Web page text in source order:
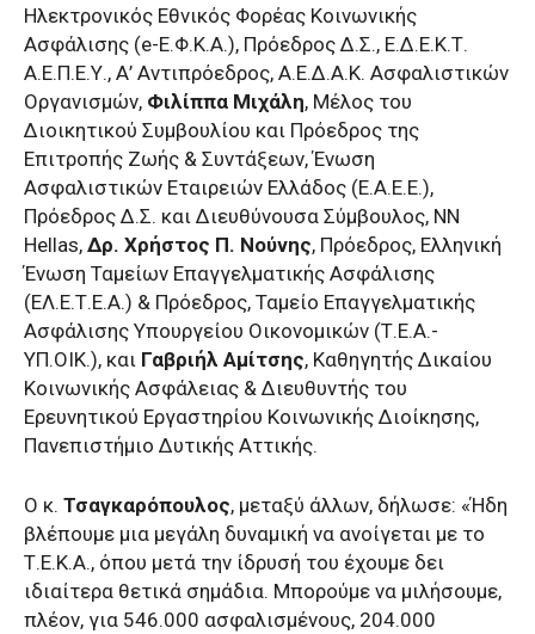
Ηλεκτρονικός Εθνικός Φορέας Κοινωνικής
Ασφάλισης (e-Ε.Φ.Κ.Α.), Πρόεδρος Δ.Σ., Ε.Δ.Ε.Κ.Τ.
Α.Ε.Π.Ε.Υ., Α’ Αντιπρόεδρος, Α.Ε.Δ.Α.Κ. Ασφαλιστικών
Οργανισμών, Φιλίππα Μιχάλη, Μέλος του
Διοικητικού Συμβουλίου και Πρόεδρος της
Επιτροπής Ζωής & Συντάξεων, Ένωση
Ασφαλιστικών Εταιρειών Ελλάδος (Ε.Α.Ε.Ε.),
Πρόεδρος Δ.Σ. και Διευθύνουσα Σύμβουλος, NN
Hellas, Δρ. Χρήστος Π. Νούνης, Πρόεδρος, Ελληνική
Ένωση Ταμείων Επαγγελματικής Ασφάλισης
(ΕΛ.Ε.Τ.Ε.Α.) & Πρόεδρος, Ταμείο Επαγγελματικής
Ασφάλισης Υπουργείου Οικονομικών (Τ.Ε.Α.-
ΥΠ.ΟΙΚ.), και Γαβριήλ Αμίτσης, Καθηγητής Δικαίου
Κοινωνικής Ασφάλειας & Διευθυντής του
Ερευνητικού Εργαστηρίου Κοινωνικής Διοίκησης,
Πανεπιστήμιο Δυτικής Αττικής.
Ο κ. Τσαγκαρόπουλος, μεταξύ άλλων, δήλωσε: «Ήδη
βλέπουμε μια μεγάλη δυναμική να ανοίγεται με το
Τ.Ε.Κ.Α., όπου μετά την ίδρυσή του έχουμε δει
ιδιαίτερα θετικά σημάδια. Μπορούμε να μιλήσουμε,
πλέον, για 546.000 ασφαλισμένους, 204.000